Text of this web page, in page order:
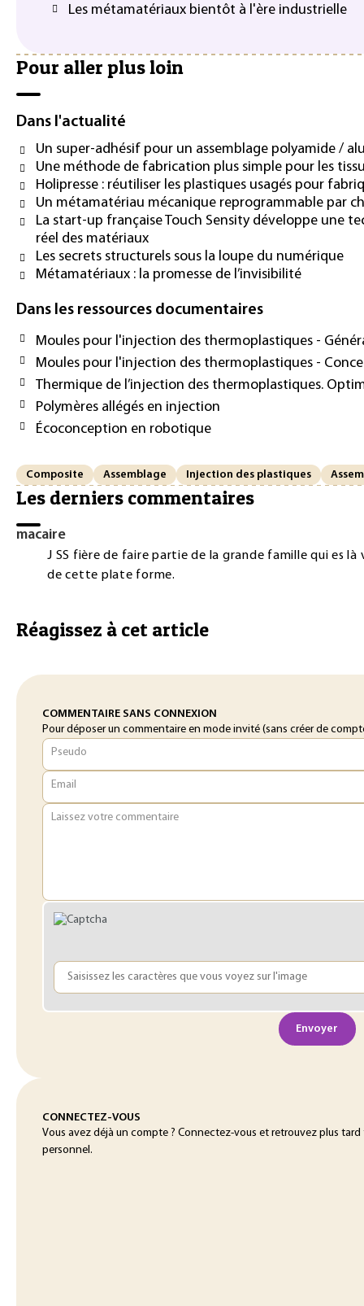
Les métamatériaux bientôt à l'ère industrielle
Pour aller plus loin
Dans l'actualité
Un super-adhésif pour un assemblage polyamide /
Une méthode de fabrication plus simple pour les
Holipresse : réutiliser les plastiques usagés pour
Un métamatériau mécanique reprogrammable par
La start-up française Touch Sensity développe une
réel des matériaux
Les secrets structurels sous la loupe du numérique
Métamatériaux : la promesse de l’invisibilité
Dans les ressources documentaires
Moules pour l'injection des thermoplastiques -
Moules pour l'injection des thermoplastiques -
Thermique de l’injection des thermoplastiques.
Polymères allégés en injection
Écoconception en robotique
Composite Assemblage Injection des plastiques
Les derniers commentaires
macaire
J SS fière de faire partie de la grande famille qui es
de cette plate forme.
Réagissez à cet article
COMMENTAIRE SANS CONNEXION
Pour déposer un commentaire en mode invité (sans créer de
Pseudo
Email
Laissez votre commentaire
Envoyer
CONNECTEZ-VOUS
Vous avez déjà un compte ? Connectez-vous et retrouvez plus
personnel.